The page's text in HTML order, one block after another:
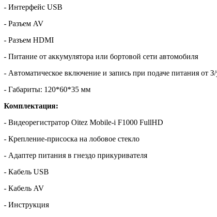
- Интерфейс USB
- Разъем AV
- Разъем HDMI
- Питание от аккумулятора или бортовой сети автомобиля
- Автоматическое включение и запись при подаче питания от
- Габариты: 120*60*35 мм
Комплектация:
- Видеорегистратор Oitez Mobile-i F1000 FullHD
- Крепление-присоска на лобовое стекло
- Адаптер питания в гнездо прикуривателя
- Кабель USB
- Кабель AV
- Инструкция